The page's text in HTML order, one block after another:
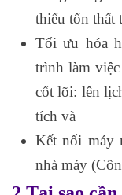
thiểu tổn thất
Tối ưu hóa
trình làm
cốt lõi: lên
tích và
Kết nối máy
nhà máy